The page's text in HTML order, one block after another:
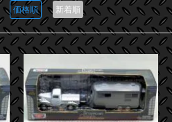
価格順 新着順